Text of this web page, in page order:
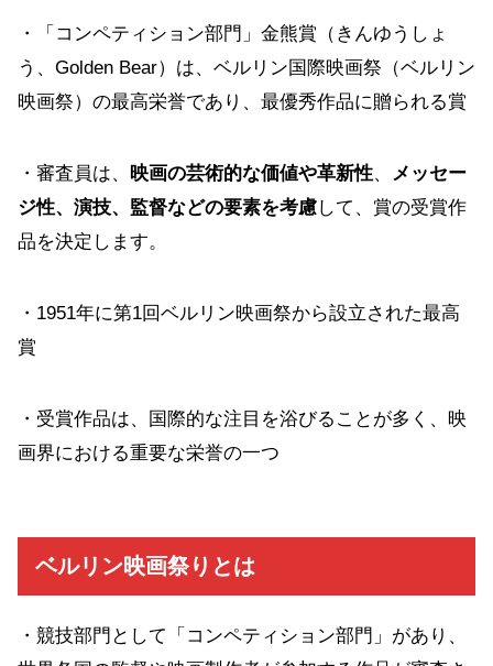
・「コンペティション部門」金熊賞（きんゆうしょ
う、Golden Bear）は、ベルリン国際映画祭（ベルリン
映画祭）の最高栄誉であり、最優秀作品に贈られる賞
・審査員は、 映画の芸術的な価値や革新性、 メッセー
ジ性、演技、監督などの要素を考慮して、賞の受賞作
品を決定します。
・1951年に第1回ベルリン映画祭から設立された最高
賞
・受賞作品は、国際的な注目を浴びることが多く、映
画界における重要な栄誉の一つ
ベルリン映画祭りとは
・競技部門として「コンペティション部門」があり、